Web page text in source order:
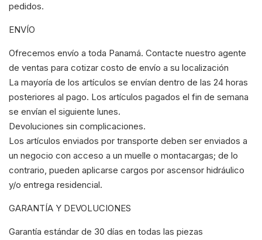
pedidos.
ENVÍO
Ofrecemos envío a toda Panamá. Contacte nuestro agente
de ventas para cotizar costo de envío a su localización
La mayoría de los artículos se envían dentro de las 24 horas
posteriores al pago. Los artículos pagados el fin de semana
se envían el siguiente lunes.
Devoluciones sin complicaciones.
Los artículos enviados por transporte deben ser enviados a
un negocio con acceso a un muelle o montacargas; de lo
contrario, pueden aplicarse cargos por ascensor hidráulico
y/o entrega residencial.
GARANTÍA Y DEVOLUCIONES
Garantía estándar de 30 días en todas las piezas